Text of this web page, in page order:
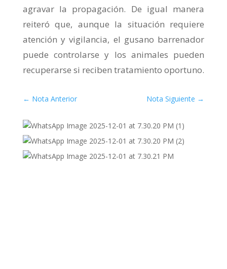
agravar la propagación. De igual manera
reiteró que, aunque la situación requiere
atención y vigilancia, el gusano barrenador
puede controlarse y los animales pueden
recuperarse si reciben tratamiento oportuno.
← Nota Anterior Nota Siguiente →